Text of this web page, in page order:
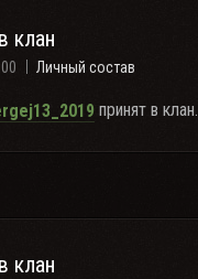
клан
Личный состав
принят в клан.
клан